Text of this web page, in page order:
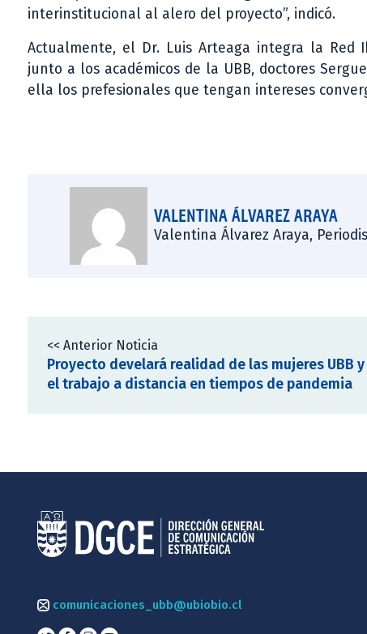
interinstitucional al alero del proyecto”, indicó.
Actualmente, el Dr. Luis Arteaga integra la Red
junto a los académicos de la UBB, doctores
ella los prefesionales que tengan intereses
VALENTINA ÁLVAREZ ARAYA
Valentina Álvarez Araya,
<< Anterior Noticia
Proyecto develará realidad de las mujeres UBB y
el trabajo a distancia en tiempos de pandemia
comunicaciones_ubb@ubiobio.cl